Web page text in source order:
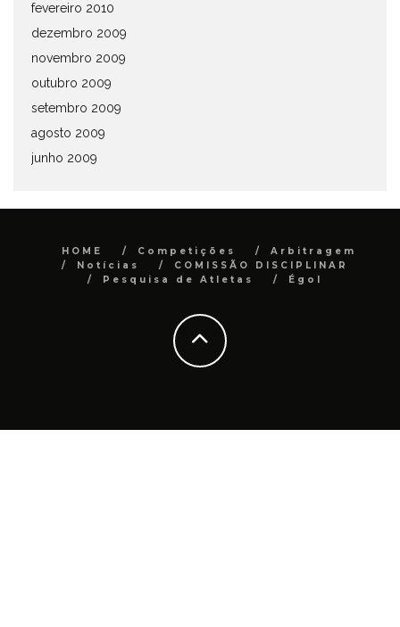
fevereiro 2010
dezembro 2009
novembro 2009
outubro 2009
setembro 2009
agosto 2009
junho 2009
HOME Competições
Arbitragem
Notícias
COMISSÃO DISCIPLINAR
Pesquisa de Atletas
Égol